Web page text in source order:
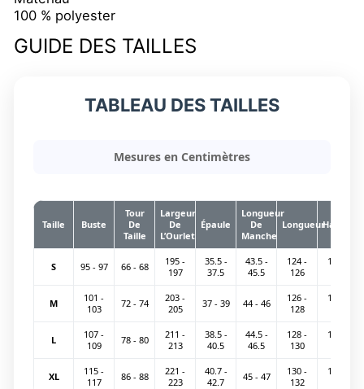
100 % polyester
GUIDE DES TAILLES
TABLEAU DES TAILLES
Mesures en Centimètres
Taille Buste
Tour
De
Taille
Largeur
De
L’Ourlet
Épaule
Longueur
De
Manche
LongueurHanche
S 95 - 97 66 - 68
195 -
197
35.5 -
37.5
43.5 -
45.5
124 -
126
141 -
M
101 -
103
72 - 74
203 -
205
37 - 39 44 - 46
126 -
128
147 -
L
107 -
109
78 - 80
211 -
213
38.5 -
40.5
44.5 -
46.5
128 -
130
153 -
XL
115 -
117
86 - 88
221 -
223
40.7 -
42.7
45 - 47
130 -
132
161 -